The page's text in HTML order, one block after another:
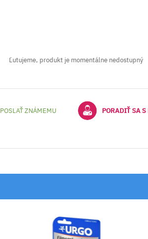
Ľutujeme, produkt je momentálne nedostupný
POSLAŤ ZNÁMEMU PORADIŤ SA